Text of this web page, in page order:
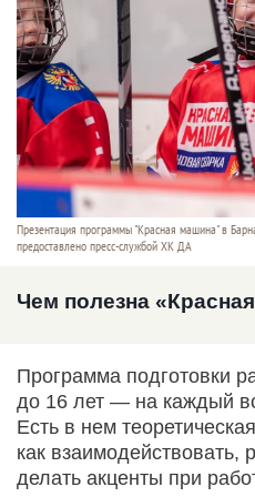
Презентация программы "Красная машина" в
предоставлено пресс-службой ХК ДА
Чем полезна
Программа подготовки
до 16 лет — на каждый
Есть в нем
как взаимодействовать,
делать акценты при